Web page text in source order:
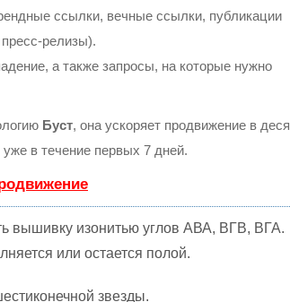
ссылки, вечные ссылки, публикации
релизы).
а также запросы, на которые нужно
Буст, она ускоряет продвижение в
в течение первых 7 дней.
вышивку изонитью углов АВА, ВГВ, ВГА.
или остается полой.
звезды.